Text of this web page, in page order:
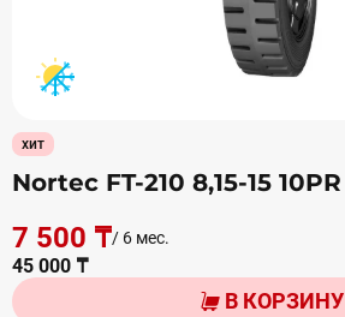
хит
Nortec FT-210 8,15-15 10PR
7 500 ₸/ 6 мес.
45 000 ₸
В КОРЗИНУ